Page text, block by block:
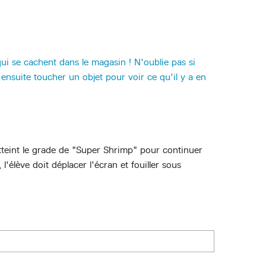
se cachent dans le magasin ! N'oublie pas si
toucher un objet pour voir ce qu'il y a en
le grade de "Super Shrimp" pour continuer
doit déplacer l'écran et fouiller sous